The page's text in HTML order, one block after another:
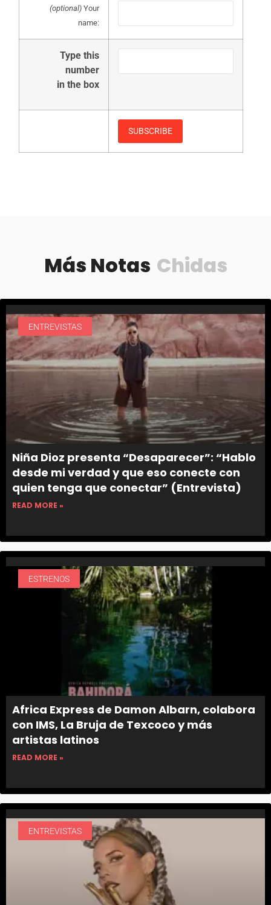
(optional) Your
name:
Type this
number
in the box
Más Notas Chidas
ENTREVISTAS
Niña Dioz presenta “Desaparecer”: “Hablo
desde mi verdad y que eso conecte con
quien tenga que conectar” (Entrevista)
READ MORE »
ESTRENOS
Africa Express de Damon Albarn, colabora
con IMS, La Bruja de Texcoco y más
artistas latinos
READ MORE »
ENTREVISTAS